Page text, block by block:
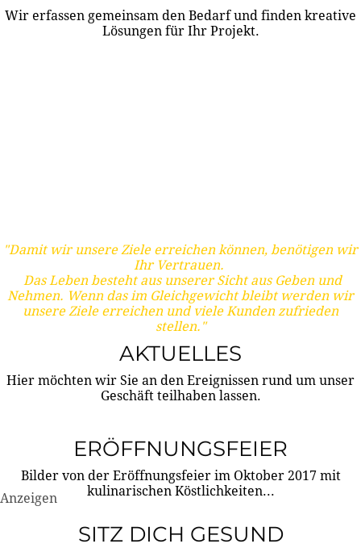
Wir erfassen gemeinsam den Bedarf und finden kreative
Lösungen für Ihr Projekt.
"Damit wir unsere Ziele erreichen können, benötigen wir
Ihr Vertrauen.
Das Leben besteht aus unserer Sicht aus Geben und
Nehmen. Wenn das im Gleichgewicht bleibt werden wir
unsere Ziele erreichen und viele Kunden zufrieden
stellen."
AKTUELLES
Hier möchten wir Sie an den Ereignissen rund um unser
Geschäft teilhaben lassen.
ERÖFFNUNGSFEIER
Bilder von der Eröffnungsfeier im Oktober 2017 mit
kulinarischen Köstlichkeiten...
Anzeigen
SITZ DICH GESUND